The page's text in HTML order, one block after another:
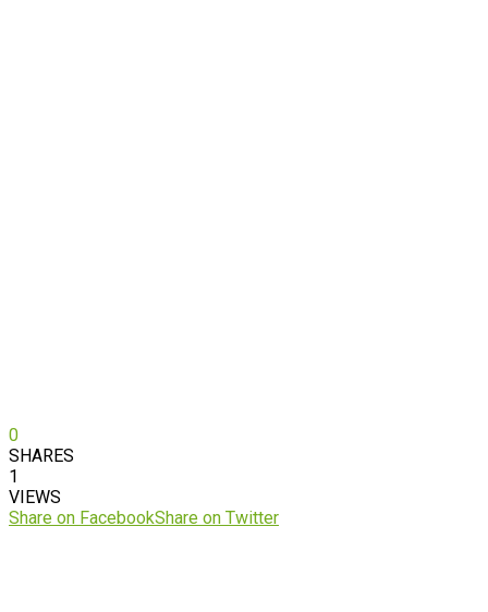
0
SHARES
1
VIEWS
Share on FacebookShare on Twitter